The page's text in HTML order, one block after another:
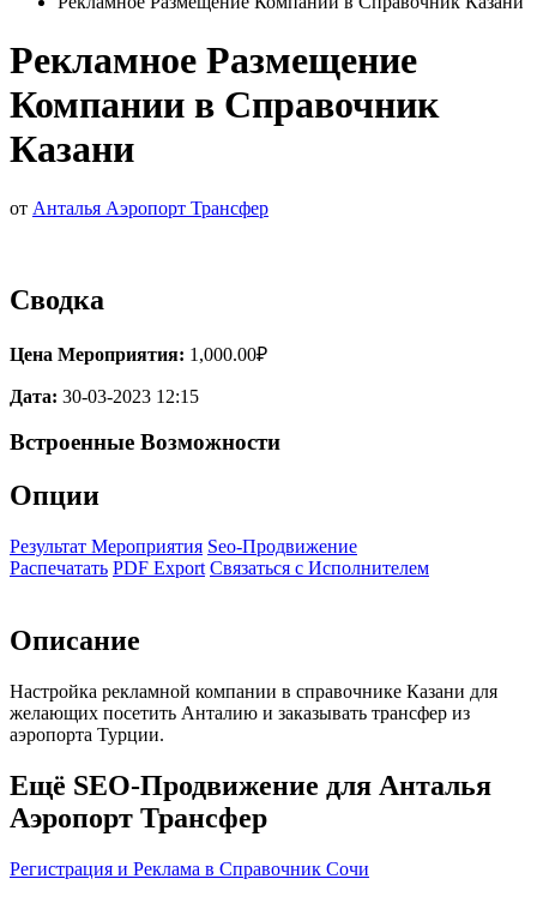
Рекламное Размещение
Компании в Справочник
Казани
от Анталья Аэропорт Трансфер
Сводка
Цена Мероприятия: 1,000.00₽
Дата: 30-03-2023 12:15
Встроенные Возможности
Опции
Результат Мероприятия Seo-Продвижение
Распечатать PDF Export Связаться с Исполнителем
Описание
Настройка рекламной компании в справочнике Казани для
желающих посетить Анталию и заказывать трансфер из
аэропорта Турции.
Ещё SEO-Продвижение для Анталья
Аэропорт Трансфер
Регистрация и Реклама в Справочник Сочи